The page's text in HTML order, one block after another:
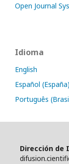
Open Journal
Idioma
English
Español (España)
Português
Dirección de